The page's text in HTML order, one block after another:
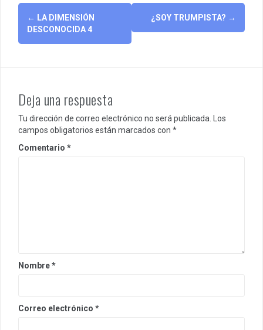
Post
navigation
← LA DIMENSIÓN
DESCONOCIDA 4
¿SOY TRUMPISTA? →
Deja una respuesta
Tu dirección de correo electrónico no será publicada. Los
campos obligatorios están marcados con *
Comentario *
Nombre*
Correo electrónico *